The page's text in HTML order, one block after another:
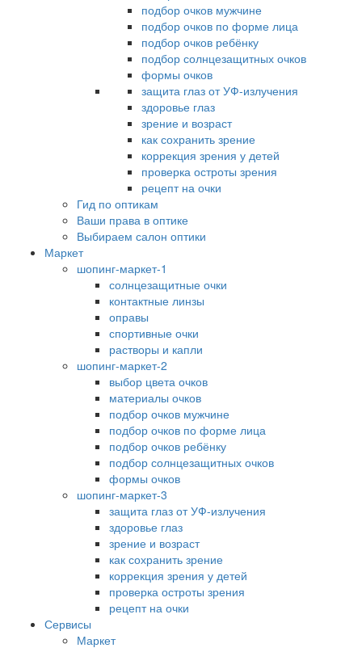
подбор очков мужчине
подбор очков по форме лица
подбор очков ребёнку
подбор солнцезащитных очков
формы очков
защита глаз от УФ-излучения
здоровье глаз
зрение и возраст
как сохранить зрение
коррекция зрения у детей
проверка остроты зрения
рецепт на очки
Гид по оптикам
Ваши права в оптике
Выбираем салон оптики
Маркет
шопинг-маркет-1
солнцезащитные очки
контактные линзы
оправы
спортивные очки
растворы и капли
шопинг-маркет-2
выбор цвета очков
материалы очков
подбор очков мужчине
подбор очков по форме лица
подбор очков ребёнку
подбор солнцезащитных очков
формы очков
шопинг-маркет-3
защита глаз от УФ-излучения
здоровье глаз
зрение и возраст
как сохранить зрение
коррекция зрения у детей
проверка остроты зрения
рецепт на очки
Сервисы
Маркет